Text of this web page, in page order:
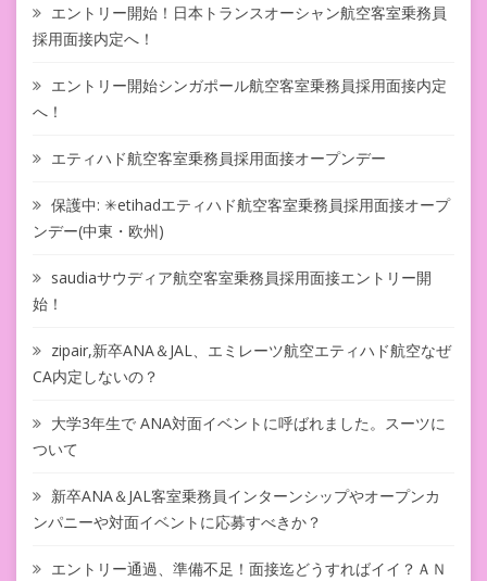
エントリー開始！日本トランスオーシャン航空客室乗務員
採用面接内定へ！
エントリー開始シンガポール航空客室乗務員採用面接内定
へ！
エティハド航空客室乗務員採用面接オープンデー
保護中: ✳︎etihadエティハド航空客室乗務員採用面接オープ
ンデー(中東・欧州)
saudiaサウディア航空客室乗務員採用面接エントリー開
始！
zipair,新卒ANA＆JAL、エミレーツ航空エティハド航空なぜ
CA内定しないの？
大学3年生で ANA対面イベントに呼ばれました。スーツに
ついて
新卒ANA＆JAL客室乗務員インターンシップやオープンカ
ンパニーや対面イベントに応募すべきか？
エントリー通過、準備不足！面接迄どうすればイイ？ＡＮ